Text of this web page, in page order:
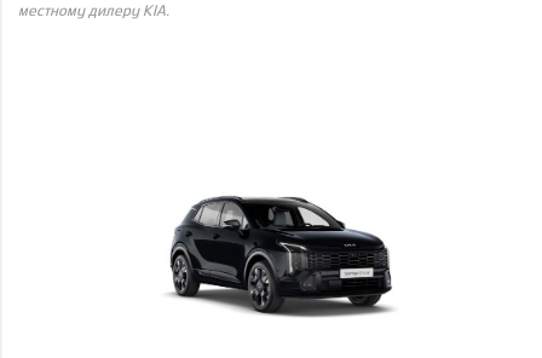
местному дилеру KIA.